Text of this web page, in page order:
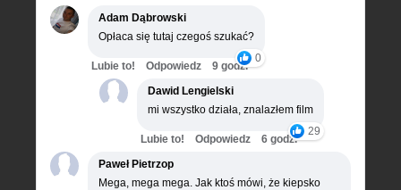
Adam Dąbrowski
Opłaca się tutaj czegoś szukać?
0
Lubie to! Odpowiedz
9 godz.
Dawid Lengielski
mi wszystko działa, znalazłem film
29
Lubie to! Odpowiedz
6 godz.
Paweł Pietrzop
Mega, mega mega. Jak ktoś mówi, że kiepsko